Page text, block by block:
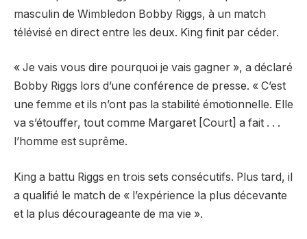
masculin de Wimbledon Bobby Riggs, à un match
télévisé en direct entre les deux. King finit par céder.
« Je vais vous dire pourquoi je vais gagner », a déclaré
Bobby Riggs lors d’une conférence de presse. « C’est
une femme et ils n’ont pas la stabilité émotionnelle. Elle
va s’étouffer, tout comme Margaret [Court] a fait . . .
l’homme est suprême.
King a battu Riggs en trois sets consécutifs. Plus tard, il
a qualifié le match de « l’expérience la plus décevante
et la plus décourageante de ma vie ».